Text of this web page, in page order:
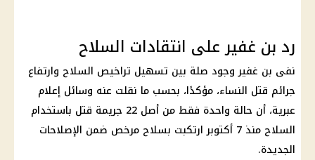
رد بن غفير على انتقادات السلاح
نفى بن غفير وجود صلة بين تسهيل تراخيص السلاح وارتفاع
جرائم قتل النساء، مؤكدًا، بحسب ما نقلت عنه وسائل إعلام
عبرية، أن حالة واحدة فقط من أصل 22 جريمة قتل باستخدام
السلاح منذ 7 أكتوبر ارتكبت بسلاح مرخص ضمن الإصلاحات
الجديدة.